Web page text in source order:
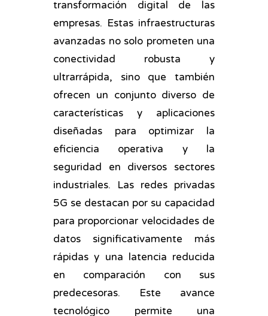
transformación digital de las
empresas. Estas infraestructuras
avanzadas no solo prometen una
conectividad robusta y
ultrarrápida, sino que también
ofrecen un conjunto diverso de
características y aplicaciones
diseñadas para optimizar la
eficiencia operativa y la
seguridad en diversos sectores
industriales. Las redes privadas
5G se destacan por su capacidad
para proporcionar velocidades de
datos significativamente más
rápidas y una latencia reducida
en comparación con sus
predecesoras. Este avance
tecnológico permite una